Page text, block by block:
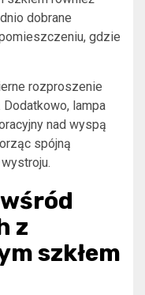
dobrane
gdzie
rozproszenie
Dodatkowo, lampa
nad wyspą
spójną
z
szkłem